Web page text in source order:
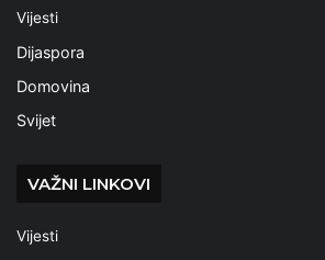
Vijesti
Dijaspora
Domovina
Svijet
VAŽNI LINKOVI
Vijesti